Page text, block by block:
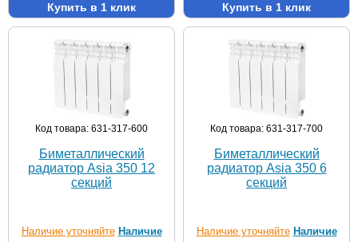
Купить в 1 клик Купить в 1 клик
Код товара: 631-317-600
Биметаллический
радиатор Asia 350 12
секций
Наличие уточняйте Наличие
Код товара: 631-317-700
Биметаллический
радиатор Asia 350 6
секций
Наличие уточняйте Наличие